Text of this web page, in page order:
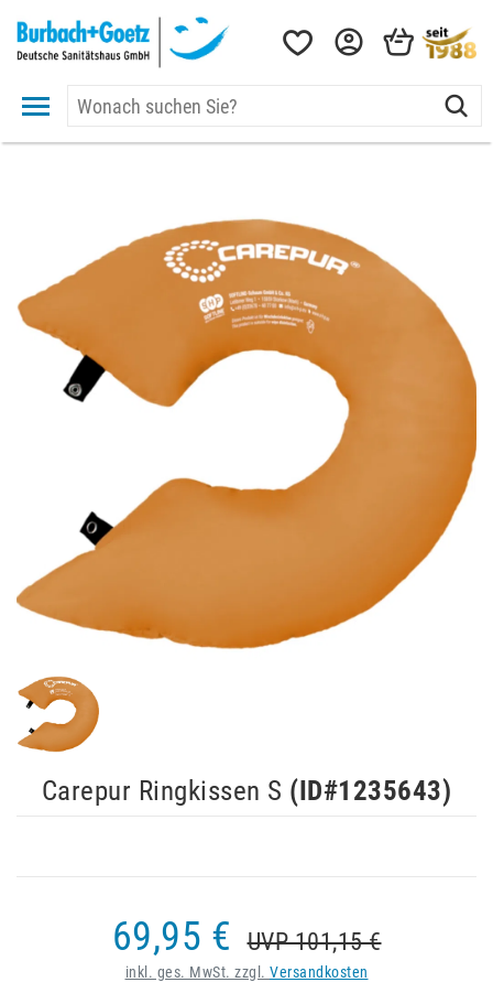
Carepur Ringkissen S (ID#1235643)
69,95 € UVP 101,15 €
inkl. ges. MwSt. zzgl. Versandkosten